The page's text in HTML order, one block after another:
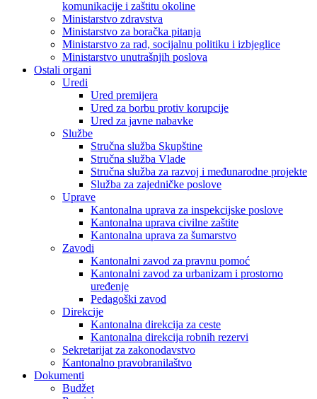
komunikacije i zaštitu okoline
Ministarstvo zdravstva
Ministarstvo za boračka pitanja
Ministarstvo za rad, socijalnu politiku i izbjeglice
Ministarstvo unutrašnjih poslova
Ostali organi
Uredi
Ured premijera
Ured za borbu protiv korupcije
Ured za javne nabavke
Službe
Stručna služba Skupštine
Stručna služba Vlade
Stručna služba za razvoj i međunarodne projekte
Služba za zajedničke poslove
Uprave
Kantonalna uprava za inspekcijske poslove
Kantonalna uprava civilne zaštite
Kantonalna uprava za šumarstvo
Zavodi
Kantonalni zavod za pravnu pomoć
Kantonalni zavod za urbanizam i prostorno
uređenje
Pedagoški zavod
Direkcije
Kantonalna direkcija za ceste
Kantonalna direkcija robnih rezervi
Sekretarijat za zakonodavstvo
Kantonalno pravobranilaštvo
Dokumenti
Budžet